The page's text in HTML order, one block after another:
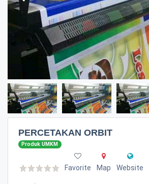
PERCETAKAN ORBIT
Produk UMKM
Favorite Map Website